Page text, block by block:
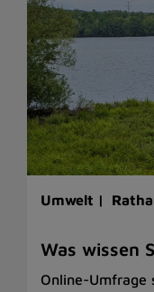
Umwelt |
Was wissen
Online-Umfrage